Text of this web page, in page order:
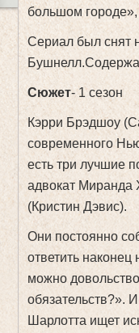
большом
Сериал был снят
Сюжет- 1 сезон
Кэрри Брэдшоу
современного
есть три лучшие
адвокат Миранда
(Кристин Дэвис).
Они постоянно
ответить
можно
обязательств?».
Шарлотта ищет